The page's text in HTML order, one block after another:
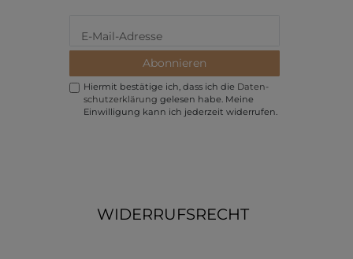
Abonnieren
Hiermit bestätige ich, dass ich die Daten­
schutz­erklärung gelesen habe. Meine
Einwilligung kann ich jederzeit widerrufen.
WIDERRUFSRECHT